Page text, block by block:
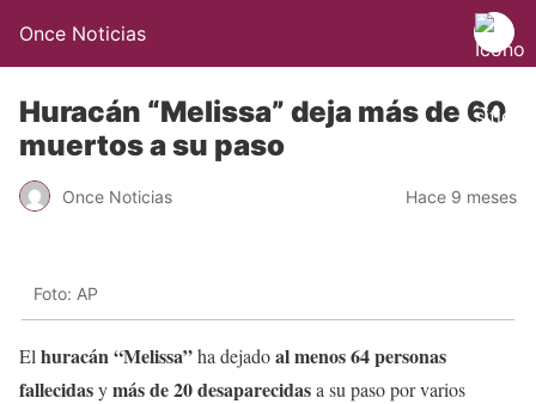
Once Noticias
Huracán “Melissa” deja más de 60
muertos a su paso
Once Noticias Hace 9 meses
Foto: AP
El huracán “Melissa”ha dejadoal menos 64 personas
fallecidasymás de 20 desaparecidasa su paso por varios